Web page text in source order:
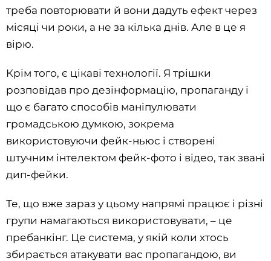
треба повторювати й вони дадуть ефект через
місяці чи роки, а не за кілька днів. Але в це я
вірю.
Крім того, є цікаві технології. Я трішки
розповідав про дезінформацію, пропаганду і
що є багато способів маніпулювати
громадською думкою, зокрема
використовуючи фейк-ньюс і створені
штучним інтелектом фейк-фото і відео, так звані
дип-фейки.
Те, що вже зараз у цьому напрямі працює і різні
групи намагаються використовувати, – це
пребанкінг. Це система, у якій коли хтось
збирається атакувати вас пропагандою, ви